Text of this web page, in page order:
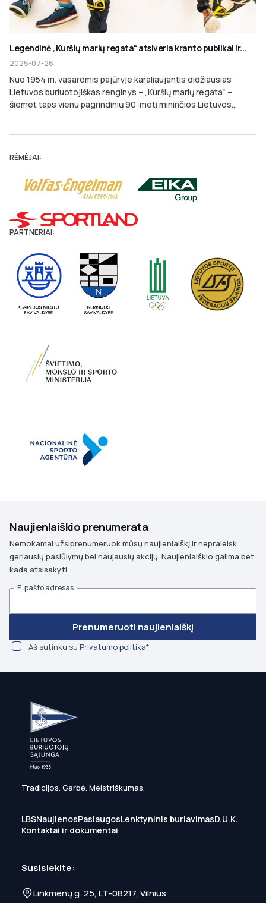
Legendinė „Kuršių marių regata“ atsiveria kranto publikai ir...
2025-07-26
Nuo 1954 m. vasaromis pajūryje karaliaujantis didžiausias
Lietuvos buriuotojiškas renginys – „Kuršių marių regata“ –
šiemet taps vienu pagrindinių 90-metį mininčios Lietuvos...
RĖMĖJAI:
PARTNERIAI:
Naujienlaiškio prenumerata
Nemokamai užsiprenumeruok mūsų naujienlaiškį ir nepraleisk
geriausių pasiūlymų bei naujausių akcijų. Naujienlaiškio galima bet
kada atsisakyti.
E. pašto adresas
Prenumeruoti naujienlaiškį
Aš sutinku su Privatumo politika*
Tradicijos. Garbė. Meistriškumas.
LBSNaujienosPaslaugosLenktyninis buriavimasD.U.K.
Kontaktai ir dokumentai
Susisiekite:
Linkmenų g. 25, LT-08217, Vilnius